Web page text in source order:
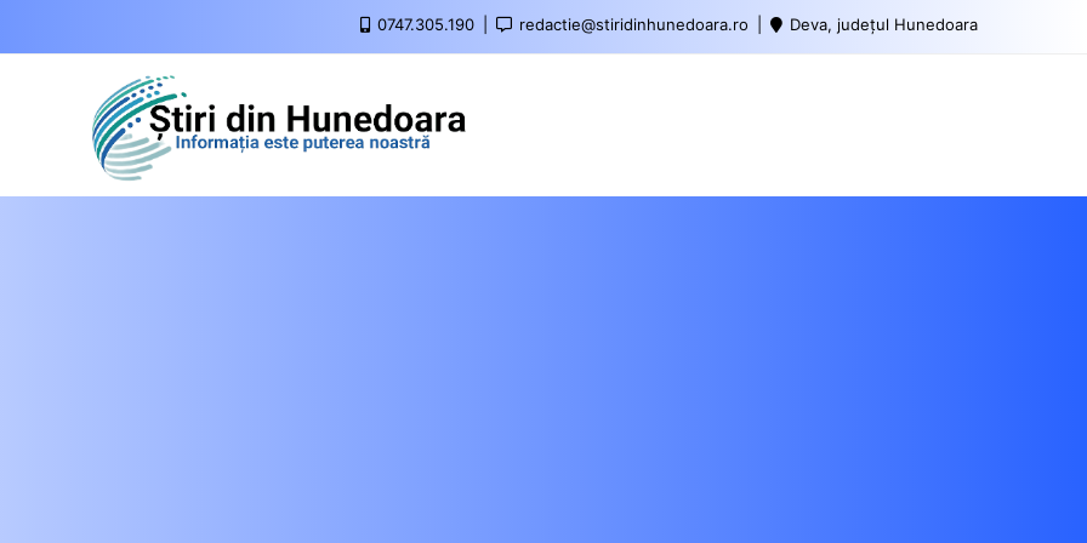
0747.305.190 redactie@stiridinhunedoara.ro Deva, județul Hunedoara